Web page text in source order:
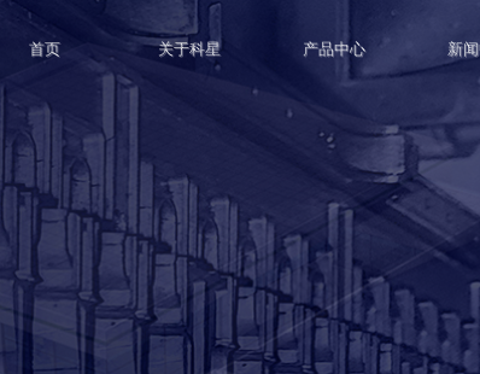
首页 关于科星 产品中心 新